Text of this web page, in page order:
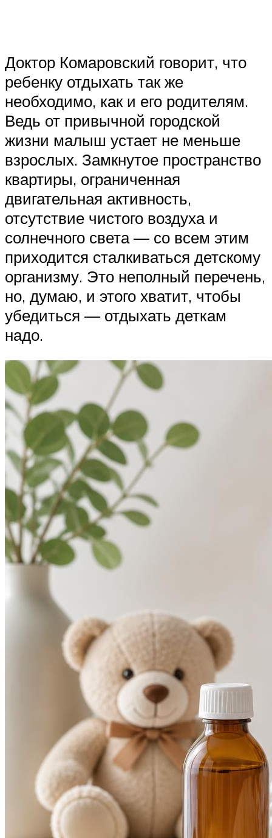
Доктор Комаровский говорит, что
ребенку отдыхать так же
необходимо, как и его родителям.
Ведь от привычной городской
жизни малыш устает не меньше
взрослых. Замкнутое пространство
квартиры, ограниченная
двигательная активность,
отсутствие чистого воздуха и
солнечного света — со всем этим
приходится сталкиваться детскому
организму. Это неполный перечень,
но, думаю, и этого хватит, чтобы
убедиться — отдыхать деткам
надо.